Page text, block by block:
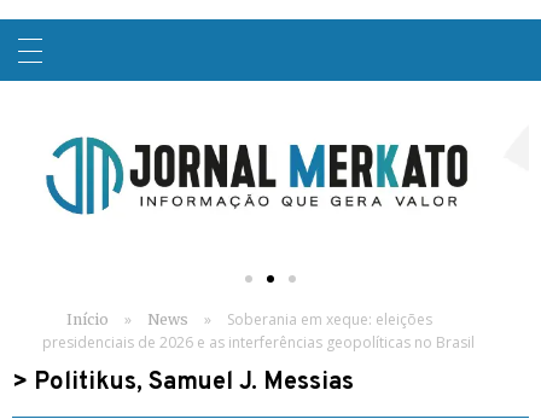
Início » News »
Soberania em xeque: eleições
presidenciais de 2026 e as interferências geopolíticas no Brasil
> Politikus, Samuel J. Messias